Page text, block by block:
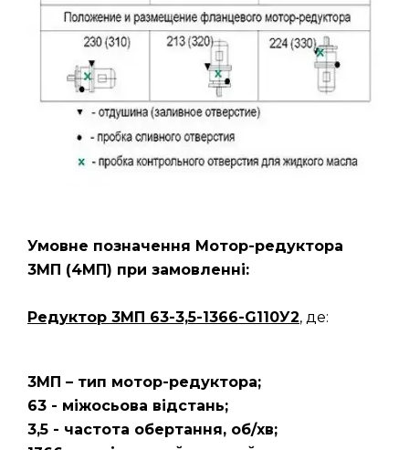
Умовне позначення Мотор-редуктора
3МП (4МП) при замовленні:
Редуктор 3МП 63-3,5-1366-G110У2, де:
3МП – тип мотор-редуктора;
63 - міжосьова відстань;
3,5 - частота обертання, об/хв;